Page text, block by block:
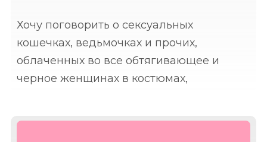
Хочу поговорить о сексуальных
кошечках, ведьмочках и прочих,
облаченных во все обтягивающее и
черное женщинах в костюмах,